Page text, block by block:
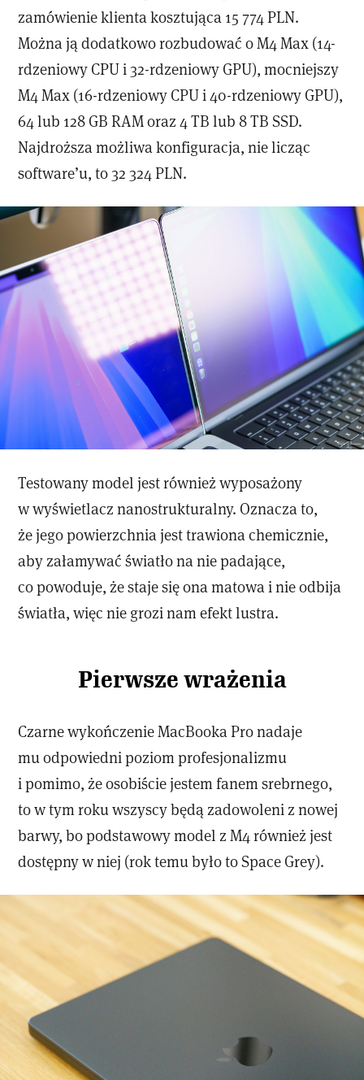
zamówienie klienta kosztująca 15 774 PLN.
Można ją dodatkowo rozbudować o M4 Max (14-
rdzeniowy CPU i 32-rdzeniowy GPU), mocniejszy
M4 Max (16-rdzeniowy CPU i 40-rdzeniowy GPU),
64 lub 128 GB RAM oraz 4 TB lub 8 TB SSD.
Najdroższa możliwa konfiguracja, nie licząc
software’u, to 32 324 PLN.
Testowany model jest również wyposażony
w wyświetlacz nanostrukturalny. Oznacza to,
że jego powierzchnia jest trawiona chemicznie,
aby załamywać światło na nie padające,
co powoduje, że staje się ona matowa i nie odbija
światła, więc nie grozi nam efekt lustra.
Pierwsze wrażenia
Czarne wykończenie MacBooka Pro nadaje
mu odpowiedni poziom profesjonalizmu
i pomimo, że osobiście jestem fanem srebrnego,
to w tym roku wszyscy będą zadowoleni z nowej
barwy, bo podstawowy model z M4 również jest
dostępny w niej (rok temu było to Space Grey).